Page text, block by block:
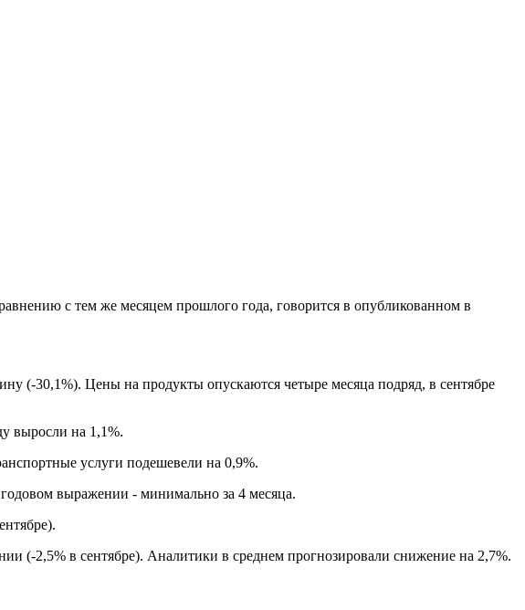
с тем же месяцем прошлого года, говорится в опубликованном в
(-30,1%). Цены на продукты опускаются четыре месяца подряд, в сентябре
выросли на 1,1%.
услуги подешевели на 0,9%.
выражении - минимально за 4 месяца.
(-2,5% в сентябре). Аналитики в среднем прогнозировали снижение на 2,7%.